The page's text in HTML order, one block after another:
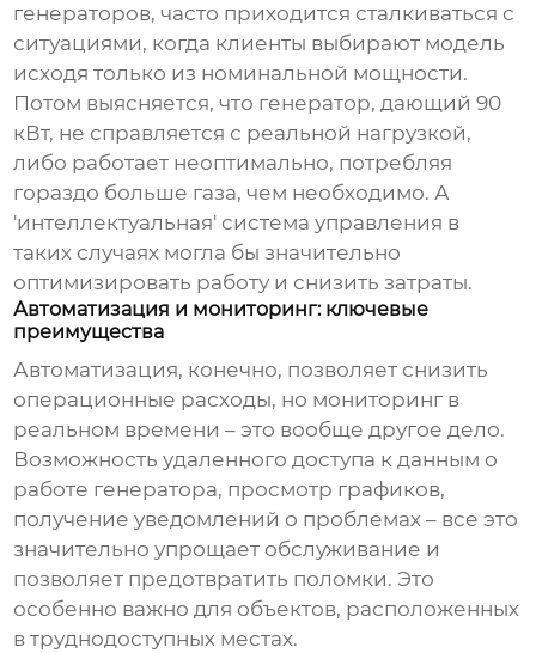
генераторов, часто приходится сталкиваться с
ситуациями, когда клиенты выбирают модель
исходя только из номинальной мощности.
Потом выясняется, что генератор, дающий 90
кВт, не справляется с реальной нагрузкой,
либо работает неоптимально, потребляя
гораздо больше газа, чем необходимо. А
'интеллектуальная' система управления в
таких случаях могла бы значительно
оптимизировать работу и снизить затраты.
Автоматизация и мониторинг: ключевые
преимущества
Автоматизация, конечно, позволяет снизить
операционные расходы, но мониторинг в
реальном времени – это вообще другое дело.
Возможность удаленного доступа к данным о
работе генератора, просмотр графиков,
получение уведомлений о проблемах – все это
значительно упрощает обслуживание и
позволяет предотвратить поломки. Это
особенно важно для объектов, расположенных
в труднодоступных местах.